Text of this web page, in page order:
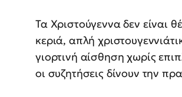
Τα Χριστούγεννα δεν είναι
κεριά, απλή
γιορτινή αίσθηση χωρίς
οι συζητήσεις δίνουν την